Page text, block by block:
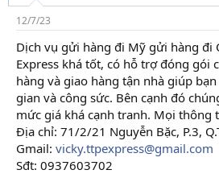
12/7/23
Dịch vụ gửi hàng đi Mỹ gửi hàng đi
Express khá tốt, có hỗ trợ đóng gói
hàng và giao hàng tận nhà giúp
gian và công sức. Bên cạnh đó
mức giá khá cạnh tranh. Mọi thông
Địa chỉ: 71/2/21 Nguyễn Bặc, P.3,
Gmail: vicky.ttpexpress@gmail.com
Sđt: 0937603702